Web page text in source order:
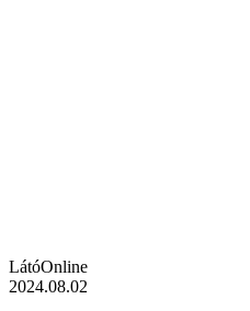
LátóOnline
2024.08.02